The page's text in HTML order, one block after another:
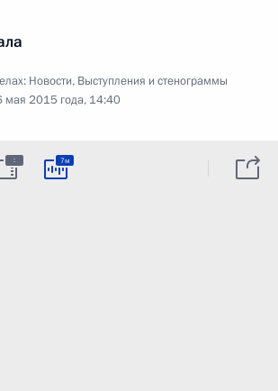
Новости, Выступления и стенограммы
мая 2015 года, 14:40
: 7м